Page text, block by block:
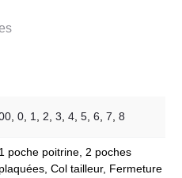
0 1 2 3 4 5 6 7 8
1 poche poitrine, 2 poches
plaquées, Col tailleur, Fermeture